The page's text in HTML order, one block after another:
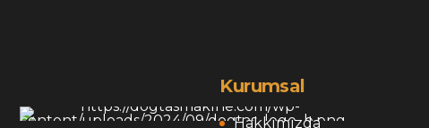
Kurumsal
Hakkımızda